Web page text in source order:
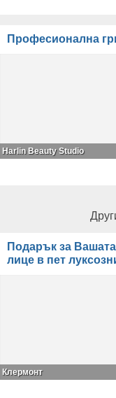
Професионална
Harlin Beauty Studio
Подарък за
лице в пет
Клермонт